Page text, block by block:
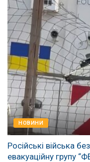
НОВИНИ
Російські війська
евакуаційну групу